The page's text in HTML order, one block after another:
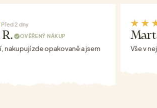
Před 2 dny
OVĚŘENÝ NÁKUP
nakupují zde opakovaně a jsem
Vše v